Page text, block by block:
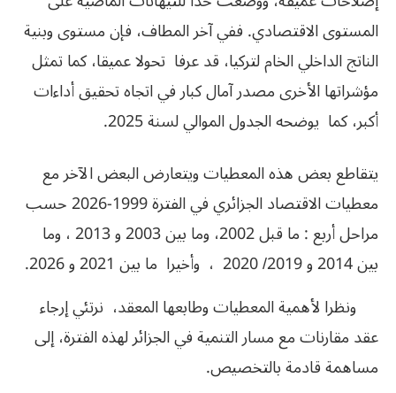
المستوى الاقتصادي. ففي آخر المطاف، فإن مستوى وبنية
الناتج الداخلي الخام لتركيا، قد عرفا تحولا عميقا، كما تمثل
مؤشراتها الأخرى مصدر آمال كبار في اتجاه تحقيق أداءات
أكبر، كما يوضحه الجدول الموالي لسنة 2025.
يتقاطع بعض هذه المعطيات ويتعارض البعض الآخر مع
معطيات الاقتصاد الجزائري في الفترة 1999-2026 حسب
مراحل أربع : ما قبل 2002، وما بين 2003 و 2013 ، وما
بين 2014 و 2019/ 2020 ، وأخيرا ما بين 2021 و 2026.
ونظرا لأهمية المعطيات وطابعها المعقد، نرتئي إرجاء
عقد مقارنات مع مسار التنمية في الجزائر لهذه الفترة، إلى
مساهمة قادمة بالتخصيص.